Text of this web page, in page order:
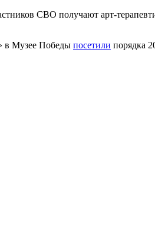
СВО получают арт-
в Музее Победы посетили порядка